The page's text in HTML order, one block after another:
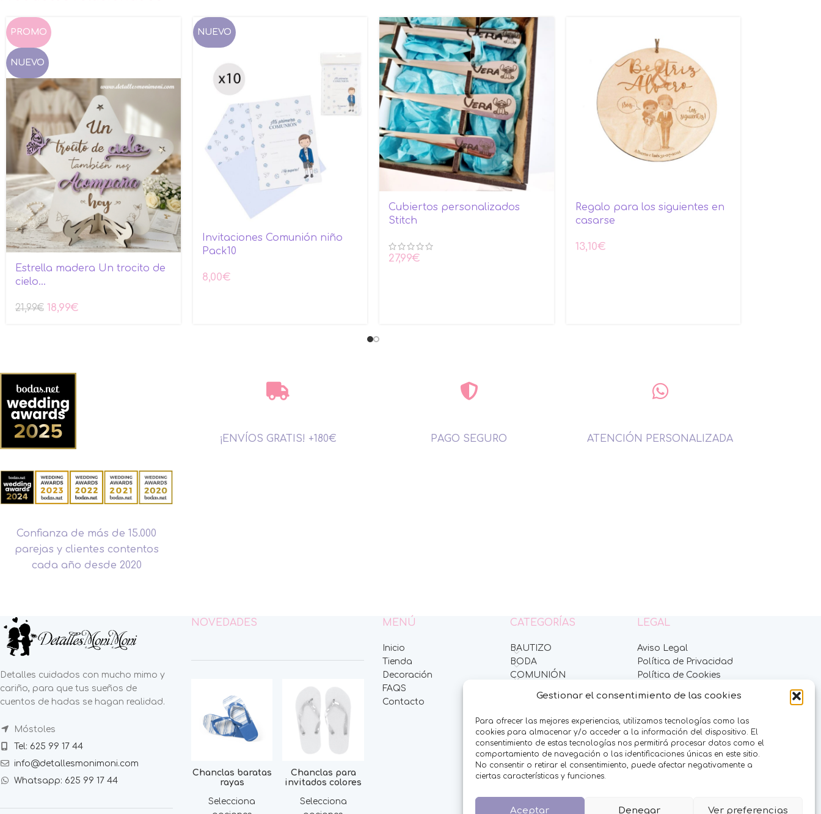
Gestionar el consentimiento de las cookies
Para ofrecer las mejores experiencias, utilizamos tecnologías como las
cookies para almacenar y/o acceder a la información del dispositivo. El
consentimiento de estas tecnologías nos permitirá procesar datos como el
comportamiento de navegación o las identificaciones únicas en este sitio.
No consentir o retirar el consentimiento, puede afectar negativamente a
ciertas características y funciones.
Aceptar Denegar Ver preferencias
PROMO
NUEVO
Estrella madera Un trocito de
cielo…
21,99€ 18,99€
NUEVO
Invitaciones Comunión niño
Pack10
8,00€
Cubiertos personalizados
Stitch
27,99€
Regalo para los siguientes en
casarse
13,10€
Confianza de más de 15.000
parejas y clientes contentos
cada año desde 2020
¡ENVÍOS GRATIS! +180€ PAGO SEGURO ATENCIÓN PERSONALIZADA
Detalles cuidados con mucho mimo y
cariño, para que tus sueños de
cuentos de hadas se hagan realidad.
Móstoles
Tel: 625 99 17 44
info@detallesmonimoni.com
Whatsapp: 625 99 17 44
NOVEDADES
Chanclas baratas
rayas
Selecciona
Chanclas para
invitados colores
Selecciona
MENÚ
Inicio
Tienda
Decoración
FAQS
Contacto
CATEGORÍAS
BAUTIZO
BODA
COMUNIÓN
MINIPERFUMES
MUJERES
NIÑOS
NOVEDADES
OFERTAS
OTROS EVENTOS
THE FRUIT COMPANY
LEGAL
Aviso Legal
Política de Privacidad
Política de Cookies